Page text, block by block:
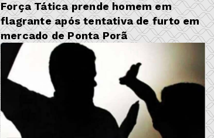
Força Tática prende homem em
flagrante após tentativa de furto em
mercado de Ponta Porã